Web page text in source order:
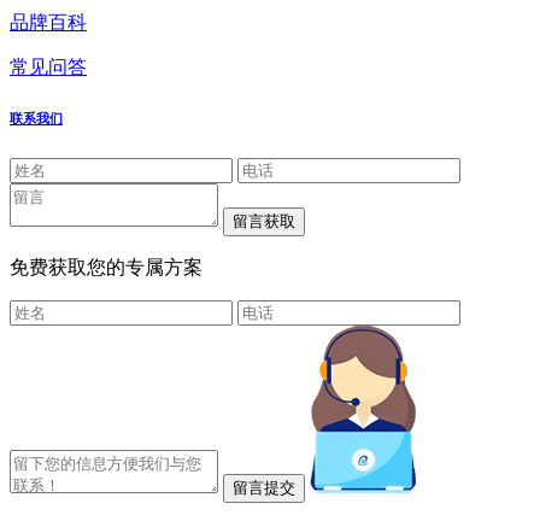
品牌百科
常见问答
联系我们
免费获取您的专属方案